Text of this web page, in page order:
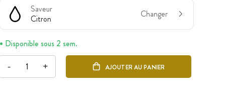
Saveur
Citron
Changer
Disponible sous 2 sem.
- + AJOUTER AU PANIER